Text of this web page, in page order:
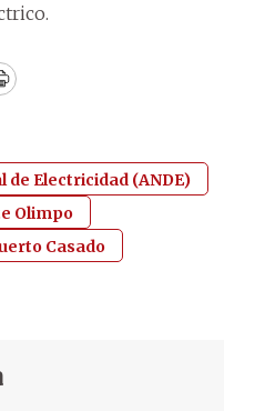
Electricidad (ANDE)
Olimpo
Casado